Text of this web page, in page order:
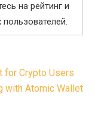
на рейтинг и
for Crypto Users
with Atomic Wallet